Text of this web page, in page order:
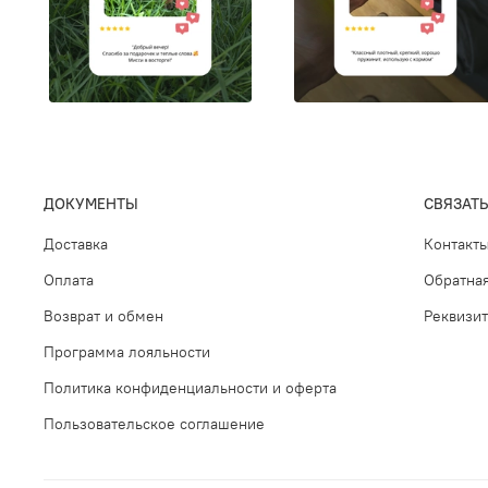
ДОКУМЕНТЫ
Доставка
Оплата
Возврат и обмен
Программа лояльности
Политика конфиденциальности и оферта
Пользовательское соглашение
Контакты